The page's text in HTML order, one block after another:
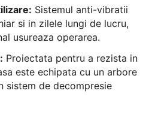
Sistemul anti-vibratii
si in zilele lungi de lucru,
usureaza operarea.
Proiectata pentru a rezista in
este echipata cu un arbore
sistem de decompresie